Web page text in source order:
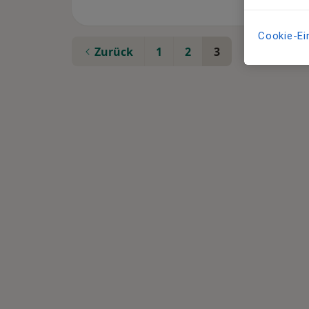
Zurück 1 2 3
Cookie-